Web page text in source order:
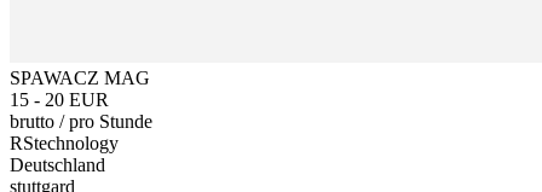
SPAWACZ MAG
15 - 20 EUR
brutto /pro Stunde
RStechnology
Deutschland
stuttgard